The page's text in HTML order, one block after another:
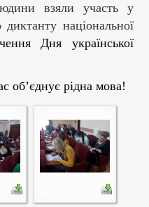
взяли участь у
диктанту національної
Дня української
об’єднує рідна мова!